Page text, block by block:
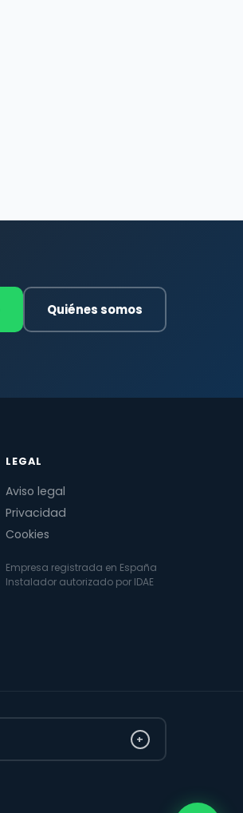
Quiénes somos
LEGAL
Aviso legal
Privacidad
Cookies
Empresa registrada en España
Instalador autorizado por IDAE
+